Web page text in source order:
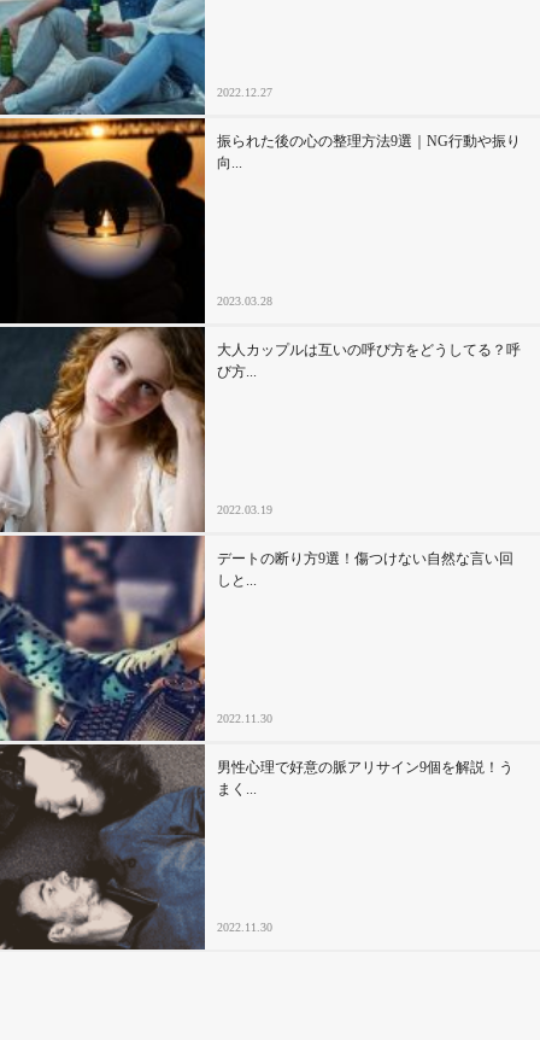
2022.12.27
振られた後の心の整理方法9選｜NG行動や振り
向...
2023.03.28
大人カップルは互いの呼び方をどうしてる？呼
び方...
2022.03.19
デートの断り方9選！傷つけない自然な言い回
しと...
2022.11.30
男性心理で好意の脈アリサイン9個を解説！う
まく...
2022.11.30